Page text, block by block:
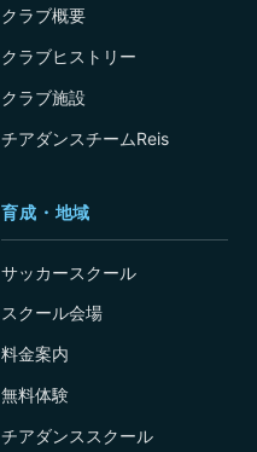
クラブ概要
クラブヒストリー
クラブ施設
チアダンスチームReis
育成・地域
サッカースクール
スクール会場
料金案内
無料体験
チアダンススクール